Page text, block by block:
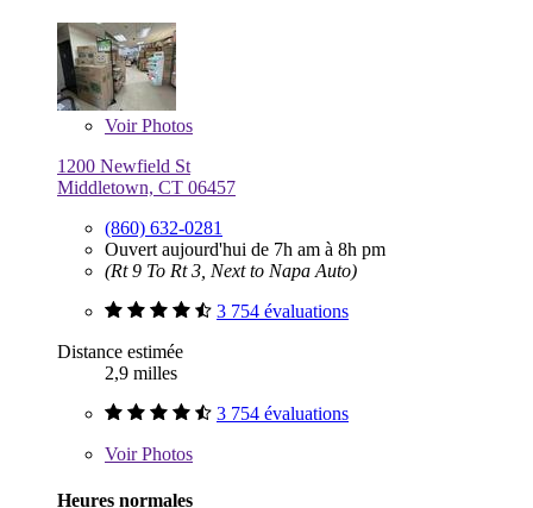
VoirPhotos
1200 Newfield St
Middletown, CT 06457
(860) 632-0281
Ouvert aujourd'hui de 7h am à 8h pm
(Rt 9 To Rt 3, Next to Napa Auto)
3 754 évaluations
Distance estimée
2,9 milles
3 754 évaluations
VoirPhotos
Heures normales